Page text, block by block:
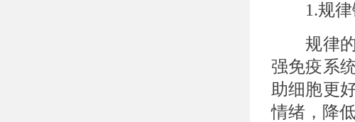
1.规律
规律的
强免疫系
助细胞更
情绪，降